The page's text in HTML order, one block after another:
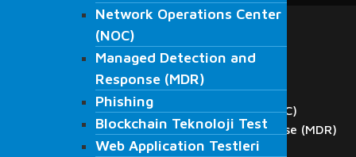
Siber Güvenlik
Sızma (Penetrasyon) Testi
Red Team
Zafiyet Tarama
DOS ve DDoS Test
Network Operations Center (NOC)
Managed Detection and Response (MDR)
Phishing
Network Operations Center
(NOC)
Managed Detection and
Response (MDR)
Phishing
Blockchain Teknoloji Test
Web Application Testleri
Network Operations Center
(NOC)
Managed Detection and
Response (MDR)
Phishing
Blockchain Teknoloji Test
Web Application Testleri